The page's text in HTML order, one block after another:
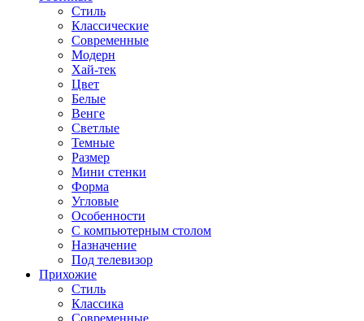
Стиль
Классические
Современные
Модерн
Хай-тек
Цвет
Белые
Венге
Светлые
Темные
Размер
Мини стенки
Форма
Угловые
Особенности
С компьютерным столом
Назначение
Под телевизор
Прихожие
Стиль
Классика
Современные